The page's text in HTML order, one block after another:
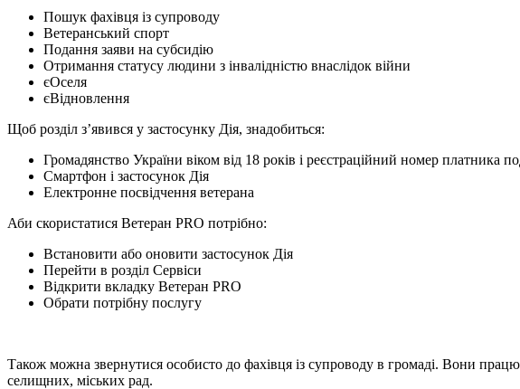
Пошук фахівця із супроводу
Ветеранський спорт
Подання заяви на субсидію
Отримання статусу людини з інвалідністю внаслідок війни
єОселя
єВідновлення
Щоб розділ з’явився у застосунку Дія, знадобиться:
Громадянство України віком від 18 років і реєстраційний номер платника
Смартфон і застосунок Дія
Електронне посвідчення ветерана
Аби скористатися Ветеран PRO потрібно:
Встановити або оновити застосунок Дія
Перейти в розділ Сервіси
Відкрити вкладку Ветеран PRO
Обрати потрібну послугу
Також можна звернутися особисто до фахівця із супроводу в громаді. Вони
селищних, міських рад.